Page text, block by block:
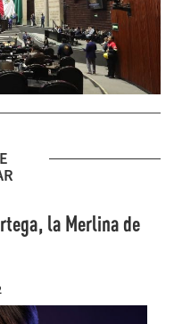
la Merlina de